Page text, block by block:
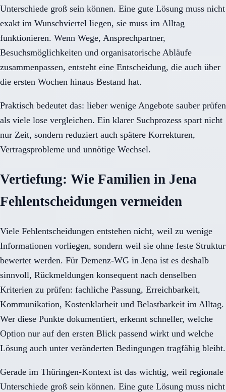
Unterschiede groß sein können. Eine gute Lösung muss nicht
exakt im Wunschviertel liegen, sie muss im Alltag
funktionieren. Wenn Wege, Ansprechpartner,
Besuchsmöglichkeiten und organisatorische Abläufe
zusammenpassen, entsteht eine Entscheidung, die auch über
die ersten Wochen hinaus Bestand hat.
Praktisch bedeutet das: lieber wenige Angebote sauber prüfen
als viele lose vergleichen. Ein klarer Suchprozess spart nicht
nur Zeit, sondern reduziert auch spätere Korrekturen,
Vertragsprobleme und unnötige Wechsel.
Vertiefung: Wie Familien in Jena
Fehlentscheidungen vermeiden
Viele Fehlentscheidungen entstehen nicht, weil zu wenige
Informationen vorliegen, sondern weil sie ohne feste Struktur
bewertet werden. Für Demenz-WG in Jena ist es deshalb
sinnvoll, Rückmeldungen konsequent nach denselben
Kriterien zu prüfen: fachliche Passung, Erreichbarkeit,
Kommunikation, Kostenklarheit und Belastbarkeit im Alltag.
Wer diese Punkte dokumentiert, erkennt schneller, welche
Option nur auf den ersten Blick passend wirkt und welche
Lösung auch unter veränderten Bedingungen tragfähig bleibt.
Gerade im Thüringen-Kontext ist das wichtig, weil regionale
Unterschiede groß sein können. Eine gute Lösung muss nicht